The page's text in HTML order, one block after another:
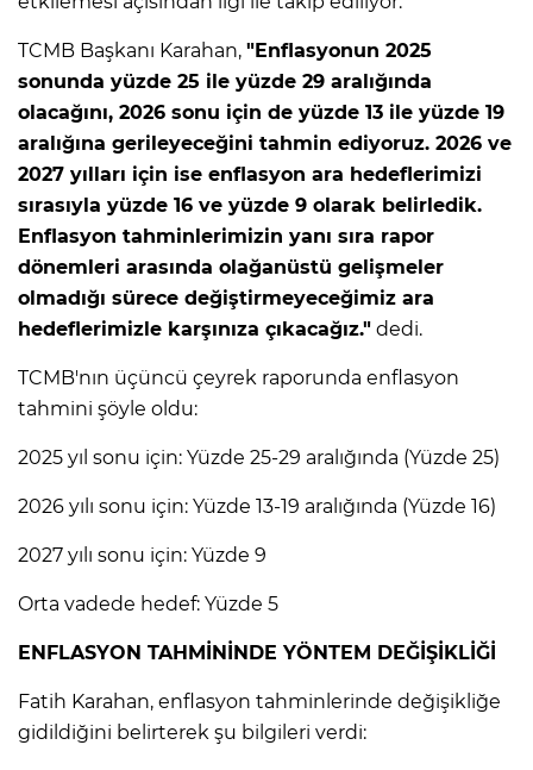
TCMB Başkanı Karahan, "Enflasyonun 2025
sonunda yüzde 25 ile yüzde 29 aralığında
olacağını, 2026 sonu için de yüzde 13 ile yüzde 19
aralığına gerileyeceğini tahmin ediyoruz. 2026 ve
2027 yılları için ise enflasyon ara hedeflerimizi
sırasıyla yüzde 16 ve yüzde 9 olarak belirledik.
Enflasyon tahminlerimizin yanı sıra rapor
dönemleri arasında olağanüstü gelişmeler
olmadığı sürece değiştirmeyeceğimiz ara
hedeflerimizle karşınıza çıkacağız." dedi.
TCMB'nın üçüncü çeyrek raporunda enflasyon
tahmini şöyle oldu:
2025 yıl sonu için: Yüzde 25-29 aralığında (Yüzde 25)
2026 yılı sonu için: Yüzde 13-19 aralığında (Yüzde 16)
2027 yılı sonu için: Yüzde 9
Orta vadede hedef: Yüzde 5
ENFLASYON TAHMİNİNDE YÖNTEM DEĞİŞİKLİĞİ
Fatih Karahan, enflasyon tahminlerinde değişikliğe
gidildiğini belirterek şu bilgileri verdi: